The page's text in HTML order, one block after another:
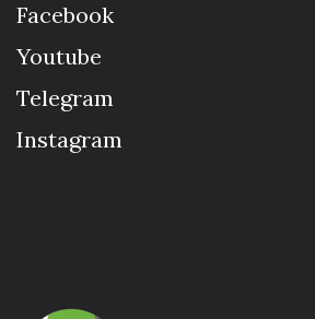
Facebook
Youtube
Telegram
Instagram